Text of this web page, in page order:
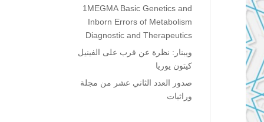
1MEGMA Basic Genetics and
Inborn Errors of Metabolism
Diagnostic and Therapeutics
ويبنار: نظرة عن قرب على الفينيل
كيتون يوريا
صدور العدد الثاني عشر من مجلة
وراثيات